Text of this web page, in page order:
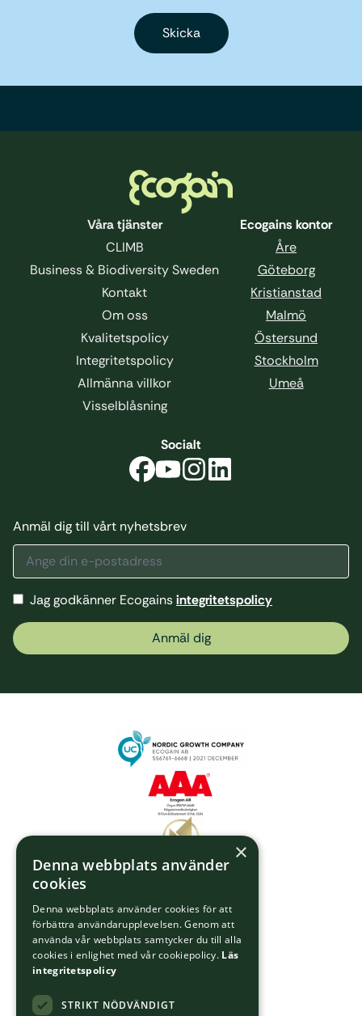
Våra tjänster
CLIMB
Business & Biodiversity Sweden
Kontakt
Om oss
Kvalitetspolicy
Integritetspolicy
Allmänna villkor
Visselblåsning
Ecogains kontor
Åre
Göteborg
Kristianstad
Malmö
Östersund
Stockholm
Umeå
Socialt
Anmäl dig till vårt nyhetsbrev
Jag godkänner Ecogainsintegritetspolicy
Anmäl dig
×
Denna webbplats använder
cookies
Denna webbplats använder cookies för att
förbättra användarupplevelsen. Genom att
använda vår webbplats samtycker du till alla
cookies i enlighet med vår cookiepolicy. Läs
integritetspolicy
STRIKT NÖDVÄNDIGT